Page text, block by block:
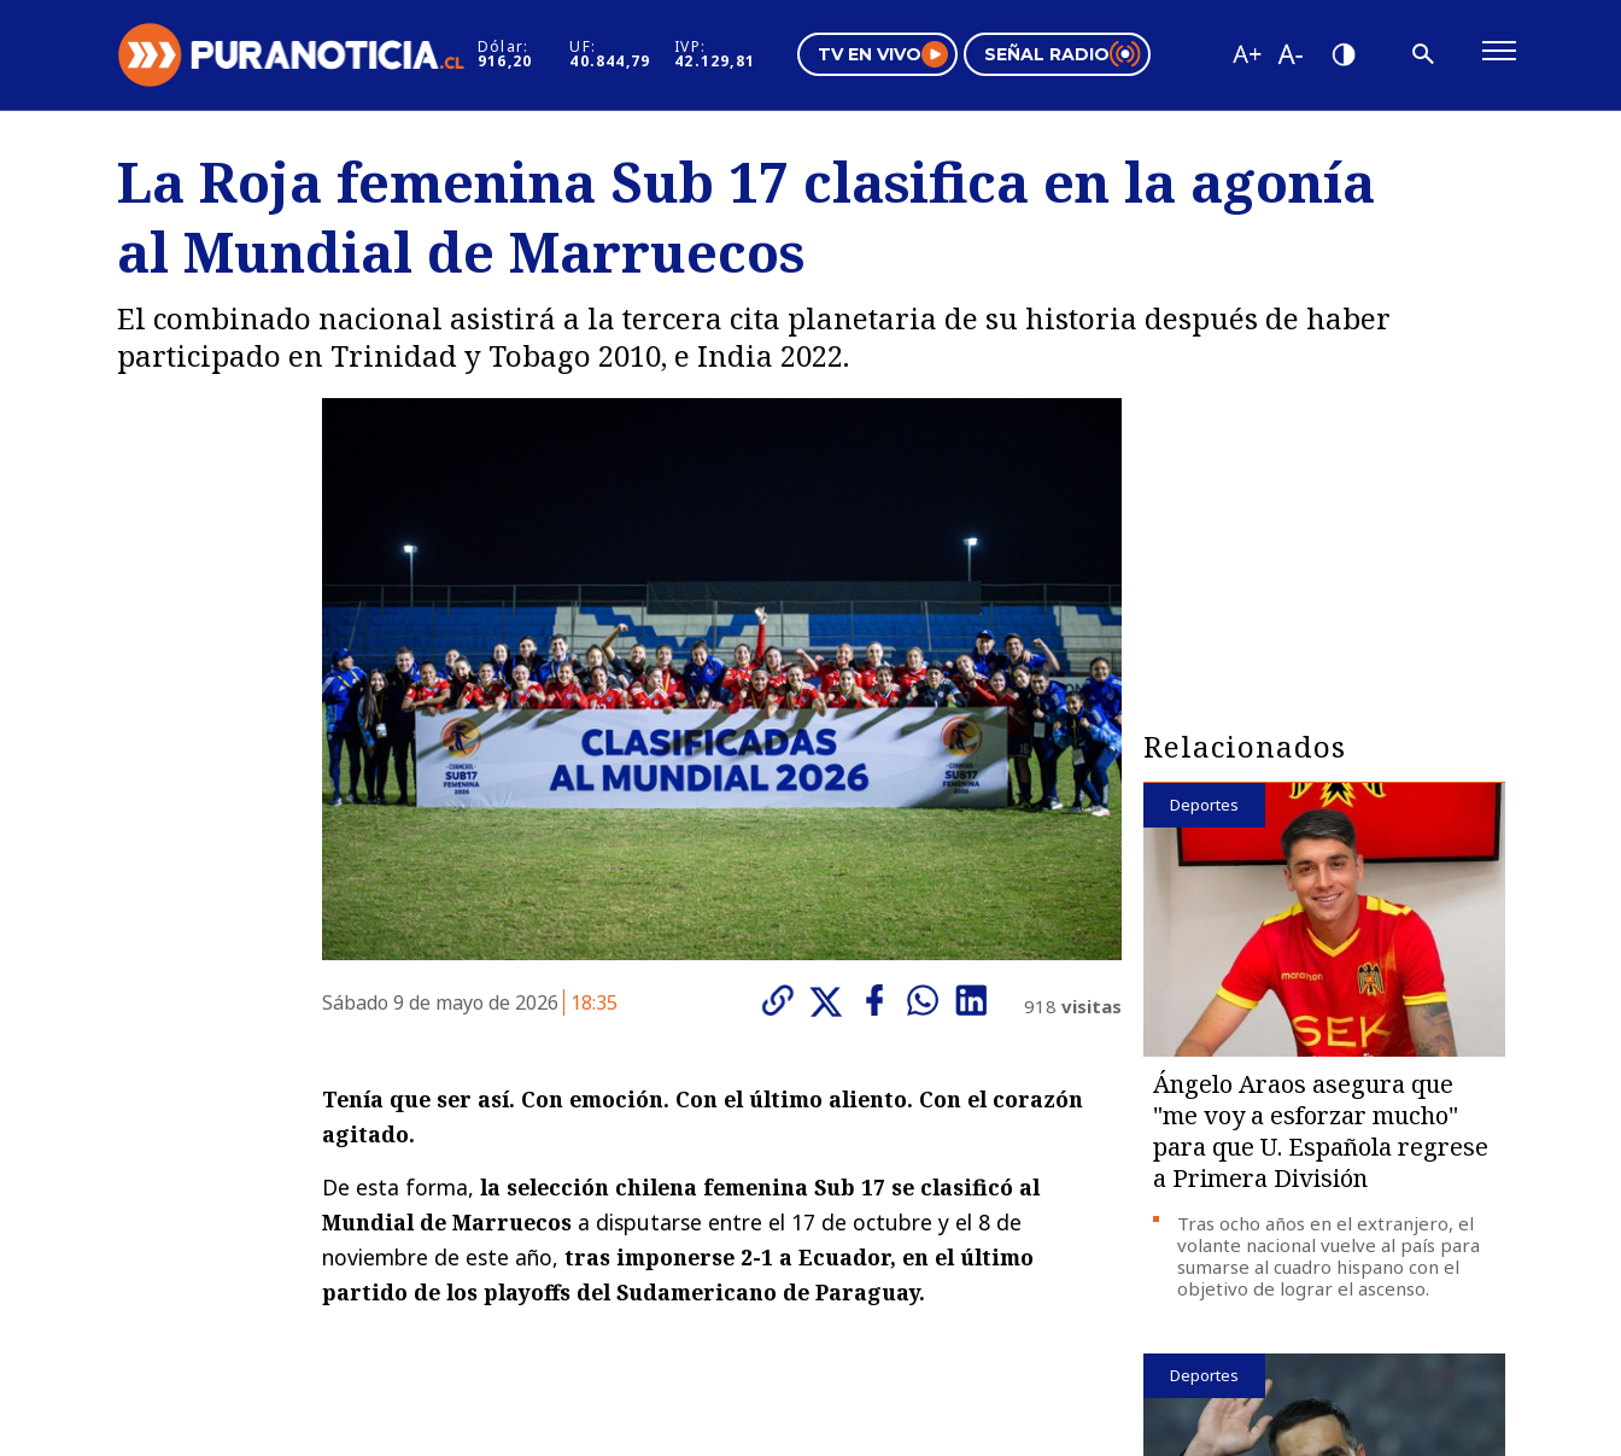
Dólar:
916,20
UF:
40.844,79
IVP:
42.129,81 TV EN VIVO SEÑAL RADIO
Regiones
Deportes
Internacional
Motores
Negocios
Pura Mujer
Tendencias
La Roja femenina Sub 17 clasifica en la agonía
al Mundial de Marruecos
El combinado nacional asistirá a la tercera cita planetaria de su historia después de haber
participado en Trinidad y Tobago 2010, e India 2022.
Sábado 9 de mayo de 2026 18:35 918 visitas
Tenía que ser así. Con emoción. Con el último aliento. Con el corazón
agitado.
De esta forma, la selección chilena femenina Sub 17 se clasificó al
Mundial de Marruecos a disputarse entre el 17 de octubre y el 8 de
noviembre de este año, tras imponerse 2-1 a Ecuador, en el último
partido de los playoffs del Sudamericano de Paraguay.
Relacionados
Deportes
Ángelo Araos asegura que
"me voy a esforzar mucho"
para que U. Española regrese
a Primera División
Tras ocho años en el extranjero, el
volante nacional vuelve al país para
sumarse al cuadro hispano con el
objetivo de lograr el ascenso.
Deportes